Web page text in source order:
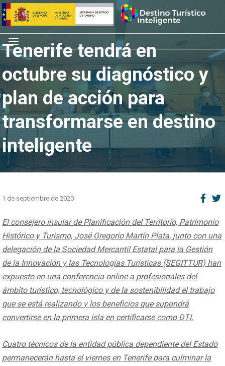
Saltar
al
contenido
Inicio
Menú
Tenerife tendrá en
octubre su diagnóstico y
plan de acción para
transformarse en destino
inteligente
1 de septiembre de 2020
El consejero insular de Planificación del Territorio, Patrimonio
Histórico y Turismo, José Gregorio Martín Plata, junto con una
delegación de la Sociedad Mercantil Estatal para la Gestión
de la Innovación y las Tecnologías Turísticas (SEGITTUR) han
expuesto en una conferencia online a profesionales del
ámbito turístico, tecnológico y de la sostenibilidad el trabajo
que se está realizando y los beneficios que supondrá
convertirse en la primera isla en certificarse como DTI.
Cuatro técnicos de la entidad pública dependiente del Estado
permanecerán hasta el viernes en Tenerife para culminar la